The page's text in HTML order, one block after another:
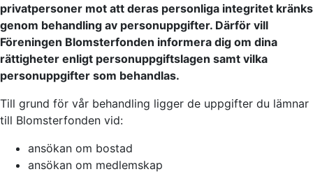
privatpersoner mot att deras personliga integritet kränks
genom behandling av personuppgifter. Därför vill
Föreningen Blomsterfonden informera dig om dina
rättigheter enligt personuppgiftslagen samt vilka
personuppgifter som behandlas.
Till grund för vår behandling ligger de uppgifter du lämnar
till Blomsterfonden vid:
ansökan om bostad
ansökan om medlemskap